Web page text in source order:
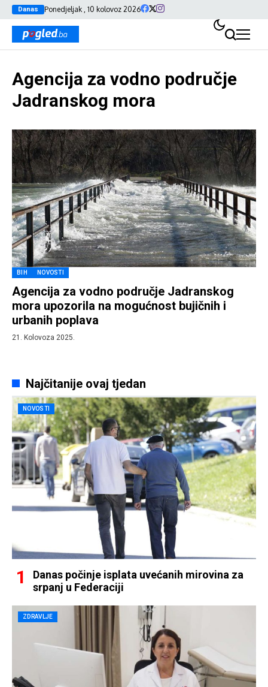
Danas Ponedjeljak , 10 kolovoz 2026
Agencija za vodno područje
Jadranskog mora
BIH NOVOSTI
Agencija za vodno područje Jadranskog
mora upozorila na mogućnost bujičnih i
urbanih poplava
21. Kolovoza 2025.
Najčitanije ovaj tjedan
NOVOSTI
Danas počinje isplata uvećanih mirovina za
srpanj u Federaciji
ZDRAVLJE